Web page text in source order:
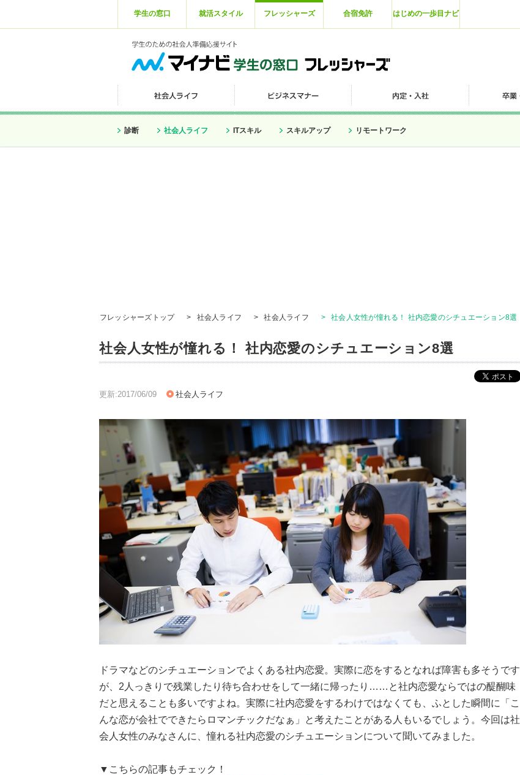
学生の窓口 就活スタイル フレッシャーズ 合宿免許 はじめの一歩目ナビ
診断 社会人ライフ ITスキル スキルアップ リモートワーク
フレッシャーズトップ > 社会人ライフ > 社会人ライフ > 社会人女性が憧れる！ 社内恋愛のシチュエーション8選
社会人女性が憧れる！ 社内恋愛のシチュエーション8選
更新:2017/06/09 社会人ライフ
ドラマなどのシチュエーションでよくある社内恋愛。実際に恋をするとなれば障害も多そうです
が、2人っきりで残業したり待ち合わせをして一緒に帰ったり……と社内恋愛ならではの醍醐味
だと思えることも多いですよね。実際に社内恋愛をするわけではなくても、ふとした瞬間に「こ
んな恋が会社でできたらロマンチックだなぁ」と考えたことがある人もいるでしょう。今回は社
会人女性のみなさんに、憧れる社内恋愛のシチュエーションについて聞いてみました。
▼こちらの記事もチェック！